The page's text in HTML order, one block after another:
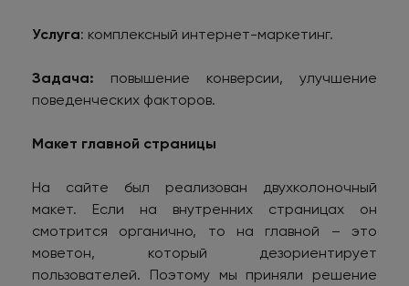
Услуга: комплексный интернет-маркетинг.
Задача: повышение конверсии, улучшение
поведенческих факторов.
Макет главной страницы
На сайте был реализован двухколоночный
макет. Если на внутренних страницах он
смотрится органично, то на главной – это
моветон, который дезориентирует
пользователей. Поэтому мы приняли решение